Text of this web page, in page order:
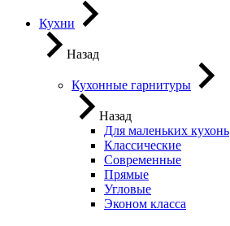
Кухни
Назад
Кухонные гарнитуры
Назад
Для маленьких кухонь
Классические
Современные
Прямые
Угловые
Эконом класса